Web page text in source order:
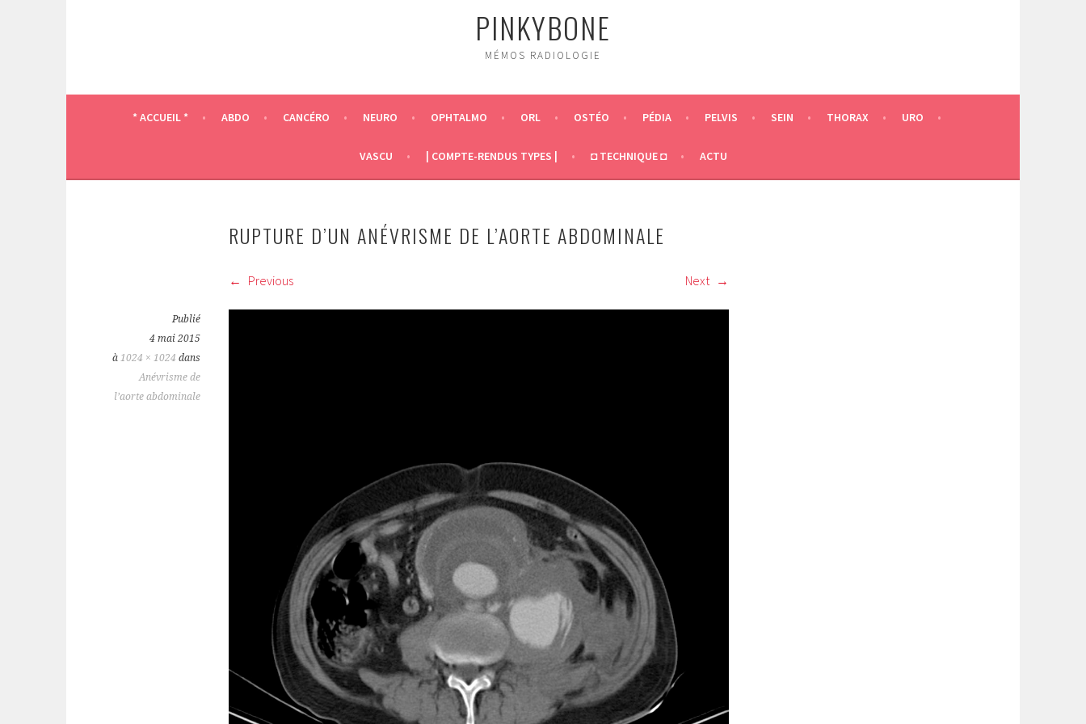
PINKYBONE
MÉMOS RADIOLOGIE
* ACCUEIL * ABDO CANCÉRO NEURO OPHTALMO ORL OSTÉO PÉDIA PELVIS SEIN THORAX URO
VASCU | COMPTE-RENDUS TYPES | ◘ TECHNIQUE ◘ ACTU
RUPTURE D’UN ANÉVRISME DE L’AORTE ABDOMINALE
Previous Next
Publié
4 mai 2015
à 1024 × 1024 dans
Anévrisme de
l’aorte abdominale